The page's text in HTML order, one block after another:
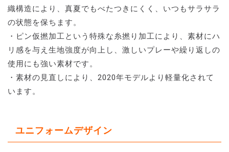
織構造により、真夏でもべたつきにくく、いつもサラサラ
の状態を保ちます。
・ピン仮撚加工という特殊な糸撚り加工により、素材にハ
リ感を与え生地強度が向上し、激しいプレーや繰り返しの
使用にも強い素材です。
・素材の見直しにより、2020年モデルより軽量化されて
います。
ユニフォームデザイン